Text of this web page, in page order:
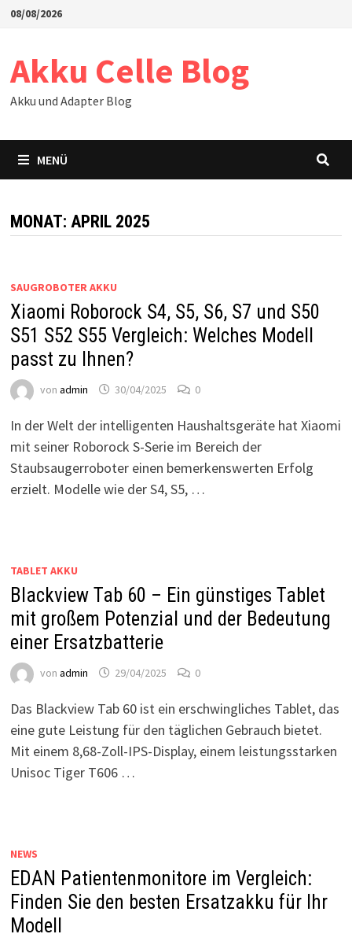
Zum08/08/2026
Akku Celle Blog
Akku und Adapter Blog
MENÜ
MONAT: APRIL 2025
SAUGROBOTER AKKU
Xiaomi Roborock S4, S5, S6, S7 und S50
S51 S52 S55 Vergleich: Welches Modell
passt zu Ihnen?
von admin 30/04/2025 0
In der Welt der intelligenten Haushaltsgeräte hat Xiaomi
mit seiner Roborock S-Serie im Bereich der
Staubsaugerroboter einen bemerkenswerten Erfolg
erzielt. Modelle wie der S4, S5, …
TABLET AKKU
Blackview Tab 60 – Ein günstiges Tablet
mit großem Potenzial und der Bedeutung
einer Ersatzbatterie
von admin 29/04/2025 0
Das Blackview Tab 60 ist ein erschwingliches Tablet, das
eine gute Leistung für den täglichen Gebrauch bietet.
Mit einem 8,68-Zoll-IPS-Display, einem leistungsstarken
Unisoc Tiger T606 …
NEWS
EDAN Patientenmonitore im Vergleich:
Finden Sie den besten Ersatzakku für Ihr
Modell